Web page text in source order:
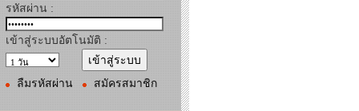
รหัสผ่าน :
เข้าสู่ระบบอัตโนมัติ :
ลืมรหัสผ่าน สมัครสมาชิก